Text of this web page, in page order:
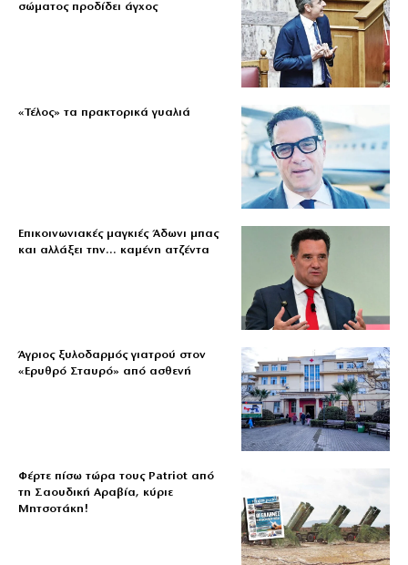
σώματος προδίδει άγχος
«Τέλος» τα πρακτορικά γυαλιά
Επικοινωνιακές μαγκιές Άδωνι μπας
και αλλάξει την… καμένη ατζέντα
Άγριος ξυλοδαρμός γιατρού στον
«Ερυθρό Σταυρό» από ασθενή
Φέρτε πίσω τώρα τους Patriot από
τη Σαουδική Αραβία, κύριε
Μητσοτάκη!